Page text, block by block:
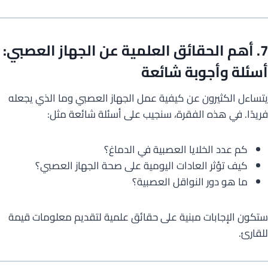
7. أهم الحقائق العلمية عن الجهاز العصبي:
أسئلة وأجوبة شائعة
يتساءل الكثيرون عن كيفية عمل الجهاز العصبي وما الذي يجعله
فريدًا. في هذه الفقرة، سنجيب على أسئلة شائعة مثل:
كم عدد الخلايا العصبية في الدماغ؟
كيف تؤثر العادات اليومية على صحة الجهاز العصبي؟
ما هو دور النواقل العصبية؟
ستكون الإجابات مبنية على حقائق علمية لتقديم معلومات قيمة
للقارئ.